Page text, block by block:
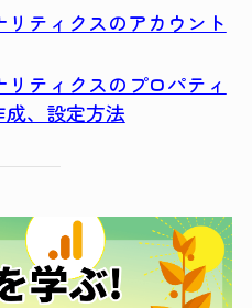
リティクスのアカウント
リティクスのプロパティ
成、設定方法